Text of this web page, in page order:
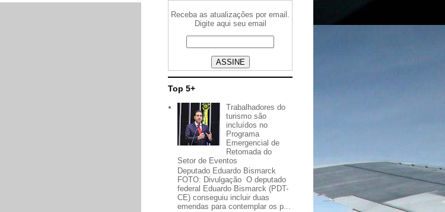
Receba as atualizações por email.
Digite aqui seu email
Top 5+
Trabalhadores do
turismo são
incluídos no
Programa
Emergencial de
Retomada do
Setor de Eventos
Deputado Eduardo Bismarck
FOTO: Divulgação O deputado
federal Eduardo Bismarck (PDT-
CE) conseguiu incluir duas
emendas para contemplar os p...